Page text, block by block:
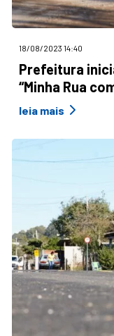
18/08/2023 14:40
Prefeitura
“Minha Rua
leia mais